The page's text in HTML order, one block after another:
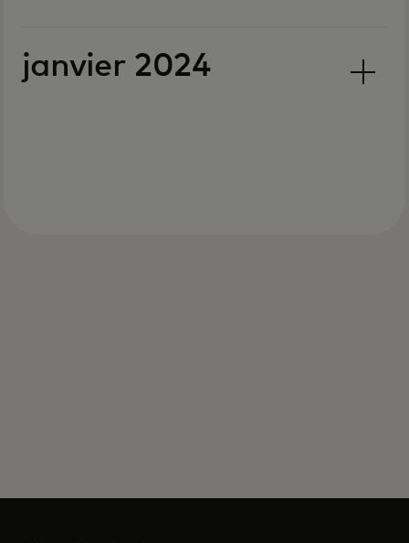
janvier 2024